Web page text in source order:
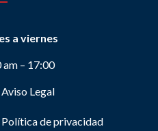
a viernes
am – 17:00
Aviso Legal
Política de privacidad